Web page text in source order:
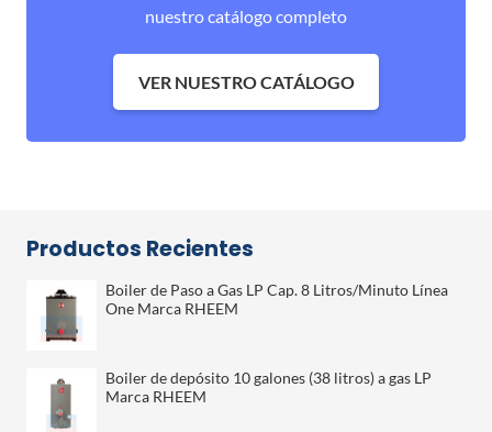
nuestro catálogo completo
VER NUESTRO CATÁLOGO
Productos Recientes
Boiler de Paso a Gas LP Cap. 8 Litros/Minuto Línea
One Marca RHEEM
Boiler de depósito 10 galones (38 litros) a gas LP
Marca RHEEM